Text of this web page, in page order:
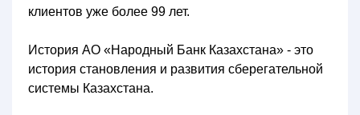
клиентов уже более 99 лет.
История АО «Народный Банк Казахстана» - это
история становления и развития сберегательной
системы Казахстана.